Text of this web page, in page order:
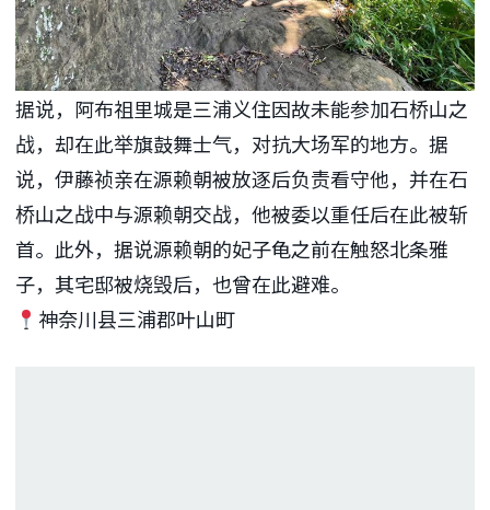
据说，阿布祖里城是三浦义住因故未能参加石桥山之
战，却在此举旗鼓舞士气，对抗大场军的地方。据
说，伊藤祯亲在源赖朝被放逐后负责看守他，并在石
桥山之战中与源赖朝交战，他被委以重任后在此被斩
首。此外，据说源赖朝的妃子龟之前在触怒北条雅
子，其宅邸被烧毁后，也曾在此避难。
神奈川县三浦郡叶山町